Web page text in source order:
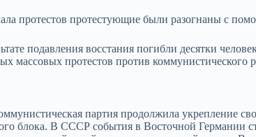
протестов протестующие были разогнаны с
подавления восстания погибли десятки
массовых протестов против коммунистического
партия продолжила укрепление
блока. В СССР события в Восточной Германии